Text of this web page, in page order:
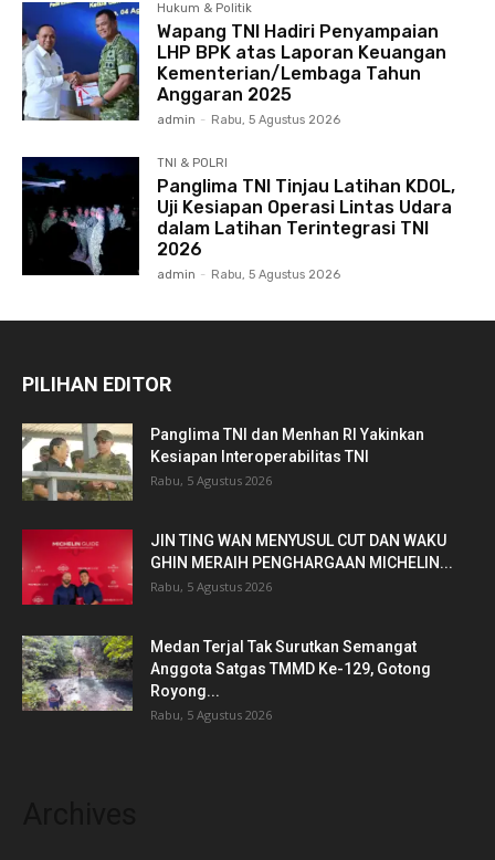
Hukum & Politik
Wapang TNI Hadiri Penyampaian
LHP BPK atas Laporan Keuangan
Kementerian/Lembaga Tahun
Anggaran 2025
admin - Rabu, 5 Agustus 2026
TNI & POLRI
Panglima TNI Tinjau Latihan KDOL,
Uji Kesiapan Operasi Lintas Udara
dalam Latihan Terintegrasi TNI
2026
admin - Rabu, 5 Agustus 2026
PILIHAN EDITOR
Panglima TNI dan Menhan RI Yakinkan
Kesiapan Interoperabilitas TNI
Rabu, 5 Agustus 2026
JIN TING WAN MENYUSUL CUT DAN WAKU
GHIN MERAIH PENGHARGAAN MICHELIN...
Rabu, 5 Agustus 2026
Medan Terjal Tak Surutkan Semangat
Anggota Satgas TMMD Ke-129, Gotong
Royong...
Rabu, 5 Agustus 2026